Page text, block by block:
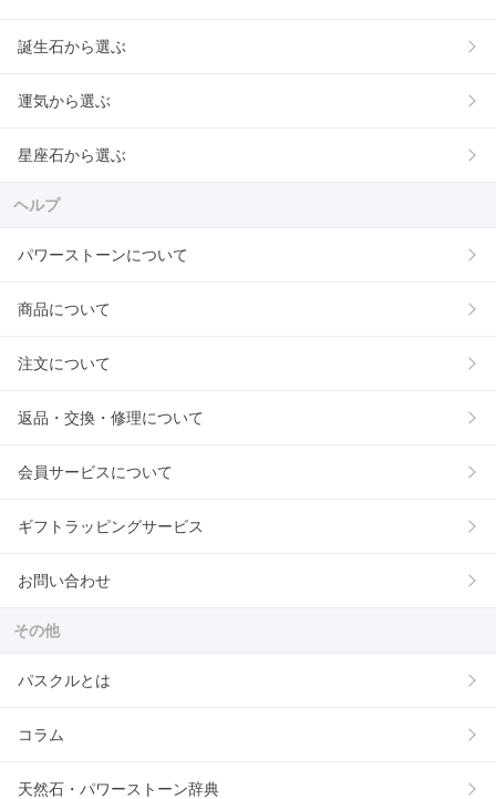
誕生石から選ぶ
運気から選ぶ
星座石から選ぶ
ヘルプ
パワーストーンについて
商品について
注文について
返品・交換・修理について
会員サービスについて
ギフトラッピングサービス
お問い合わせ
その他
パスクルとは
コラム
天然石・パワーストーン辞典